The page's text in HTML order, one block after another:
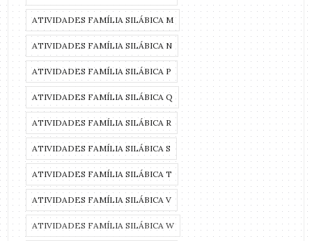
ATIVIDADES FAMÍLIA SILÁBICA M
ATIVIDADES FAMÍLIA SILÁBICA N
ATIVIDADES FAMÍLIA SILÁBICA P
ATIVIDADES FAMÍLIA SILÁBICA Q
ATIVIDADES FAMÍLIA SILÁBICA R
ATIVIDADES FAMÍLIA SILÁBICA S
ATIVIDADES FAMÍLIA SILÁBICA T
ATIVIDADES FAMÍLIA SILÁBICA V
ATIVIDADES FAMÍLIA SILÁBICA W